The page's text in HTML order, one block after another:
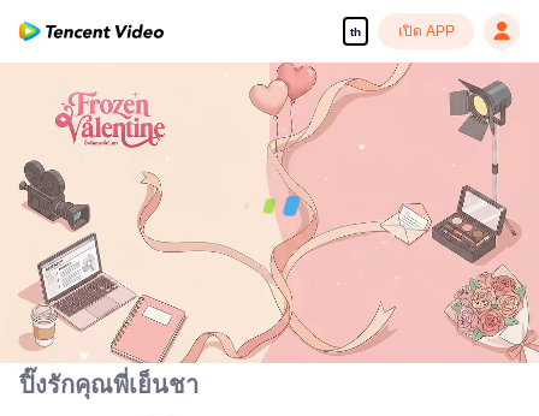
th เปิด APP
00:00:00 /00:10:37
ปิ๊งรักคุณพี่เย็นชา